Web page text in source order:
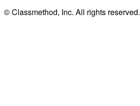
© Classmethod, Inc. All rights reserved.